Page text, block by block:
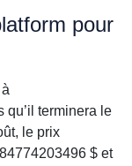
pour
qu’il terminera le
le prix
$ et